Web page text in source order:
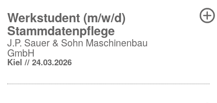
Werkstudent (m/w/d)
Stammdatenpflege
J.P. Sauer & Sohn Maschinenbau
GmbH
Kiel // 24.03.2026